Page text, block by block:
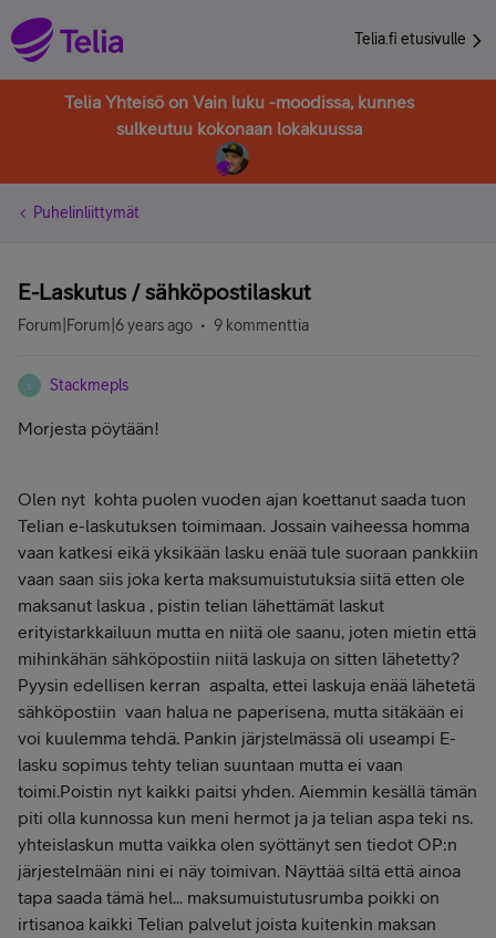
Telia.fi etusivulle
Telia Yhteisö on Vain luku -moodissa, kunnes
sulkeutuu kokonaan lokakuussa
Puhelinliittymät
E-Laskutus / sähköpostilaskut
Forum|Forum|6 years ago 9 kommenttia
S Stackmepls
Morjesta pöytään!
Olen nyt kohta puolen vuoden ajan koettanut saada tuon
Telian e-laskutuksen toimimaan. Jossain vaiheessa homma
vaan katkesi eikä yksikään lasku enää tule suoraan pankkiin
vaan saan siis joka kerta maksumuistutuksia siitä etten ole
maksanut laskua , pistin telian lähettämät laskut
erityistarkkailuun mutta en niitä ole saanu, joten mietin että
mihinkähän sähköpostiin niitä laskuja on sitten lähetetty?
Pyysin edellisen kerran aspalta, ettei laskuja enää lähetetä
sähköpostiin vaan halua ne paperisena, mutta sitäkään ei
voi kuulemma tehdä. Pankin järjstelmässä oli useampi E-
lasku sopimus tehty telian suuntaan mutta ei vaan
toimi.Poistin nyt kaikki paitsi yhden. Aiemmin kesällä tämän
piti olla kunnossa kun meni hermot ja ja telian aspa teki ns.
yhteislaskun mutta vaikka olen syöttänyt sen tiedot OP:n
järjestelmään nini ei näy toimivan. Näyttää siltä että ainoa
tapa saada tämä hel... maksumuistutusrumba poikki on
irtisanoa kaikki Telian palvelut joista kuitenkin maksan